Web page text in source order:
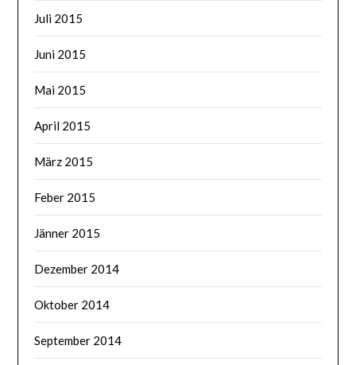
Juli 2015
Juni 2015
Mai 2015
April 2015
März 2015
Feber 2015
Jänner 2015
Dezember 2014
Oktober 2014
September 2014